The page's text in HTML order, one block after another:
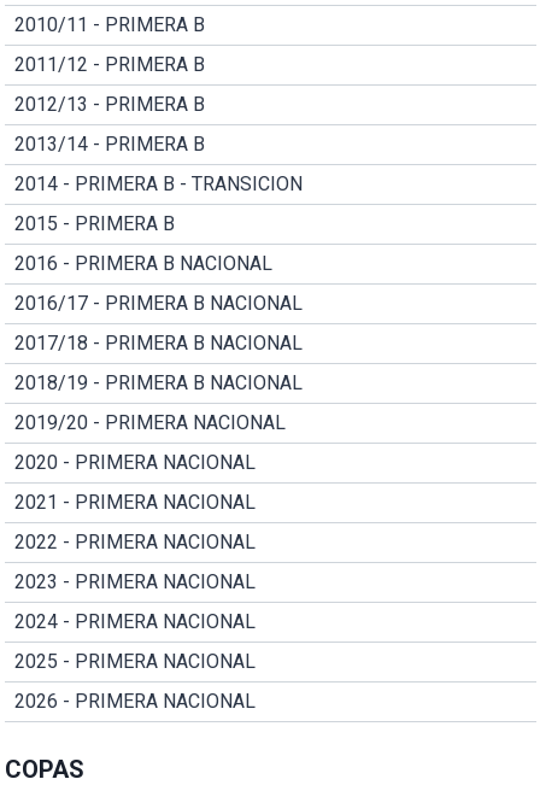
2010/11 - PRIMERA B
2011/12 - PRIMERA B
2012/13 - PRIMERA B
2013/14 - PRIMERA B
2014 - PRIMERA B - TRANSICION
2015 - PRIMERA B
2016 - PRIMERA B NACIONAL
2016/17 - PRIMERA B NACIONAL
2017/18 - PRIMERA B NACIONAL
2018/19 - PRIMERA B NACIONAL
2019/20 - PRIMERA NACIONAL
2020 - PRIMERA NACIONAL
2021 - PRIMERA NACIONAL
2022 - PRIMERA NACIONAL
2023 - PRIMERA NACIONAL
2024 - PRIMERA NACIONAL
2025 - PRIMERA NACIONAL
2026 - PRIMERA NACIONAL
COPAS